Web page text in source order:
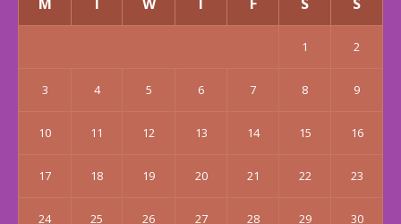
1 2
3 4 5 6 7 8 9
10 11 12 13 14 15 16
17 18 19 20 21 22 23
24 25 26 27 28 29 30